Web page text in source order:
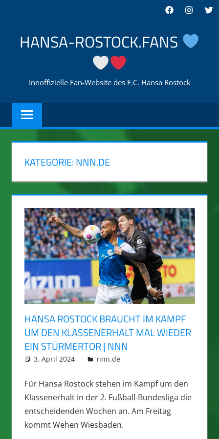
springen
Facebook
HANSA-ROSTOCK.FANS
Innoffizielle Fan-Website des F.C. Hansa Rostock
KATEGORIE:NNN.DE
HANSA ROSTOCK BRAUCHT IM KAMPF
UM DEN KLASSENERHALT MAL WIEDER
EIN STÜRMERTOR | NNN
3. April 2024 integromat
nnn.de
Für Hansa Rostock stehen im Kampf um den
Klassenerhalt in der 2. Fußball-Bundesliga die
entscheidenden Wochen an. Am Freitag
kommt Wehen Wiesbaden.